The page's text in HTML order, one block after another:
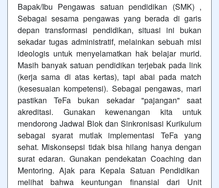
Bapak/Ibu Pengawas satuan pendidikan (SMK) ,
Sebagai sesama pengawas yang berada di garis
depan transformasi pendidikan, situasi ini bukan
sekadar tugas administratif, melainkan sebuah misi
ideologis untuk menyelamatkan hak belajar murid.
Masih banyak satuan pendidikan terjebak pada link
(kerja sama di atas kertas), tapi abai pada match
(kesesuaian kompetensi). Sebagai pengawas, mari
pastikan TeFa bukan sekadar "pajangan" saat
akreditasi. Gunakan kewenangan kita untuk
mendorong Jadwal Blok dan Sinkronisasi Kurikulum
sebagai syarat mutlak implementasi TeFa yang
sehat. Miskonsepsi tidak bisa hilang hanya dengan
surat edaran. Gunakan pendekatan Coaching dan
Mentoring. Ajak para Kepala Satuan Pendidikan
melihat bahwa keuntungan finansial dari Unit